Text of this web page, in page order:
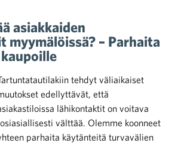
asiakkaiden
myymälöissä? – Parhaita
tehdyt väliaikaiset
edellyttävät, että
lähikontaktit on voitava
välttää. Olemme koonneet
parhaita käytänteitä turvavälien